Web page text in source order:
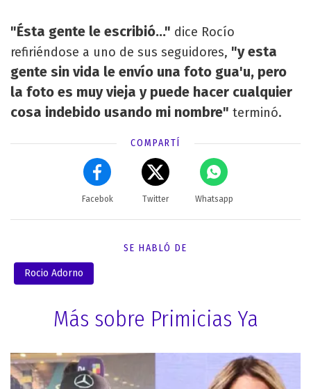
"Ésta gente le escribió..." dice Rocío
refiriéndose a uno de sus seguidores, "y esta
gente sin vida le envío una foto gua'u, pero
la foto es muy vieja y puede hacer cualquier
cosa indebido usando mi nombre" terminó.
COMPARTÍ
Facebok Twitter Whatsapp
SE HABLÓ DE
Rocio Adorno
Más sobre Primicias Ya